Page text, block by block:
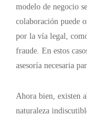
modelo de negocio
colaboración puede
por la vía legal,
fraude. En estos
asesoría necesaria
Ahora bien, existen
naturaleza